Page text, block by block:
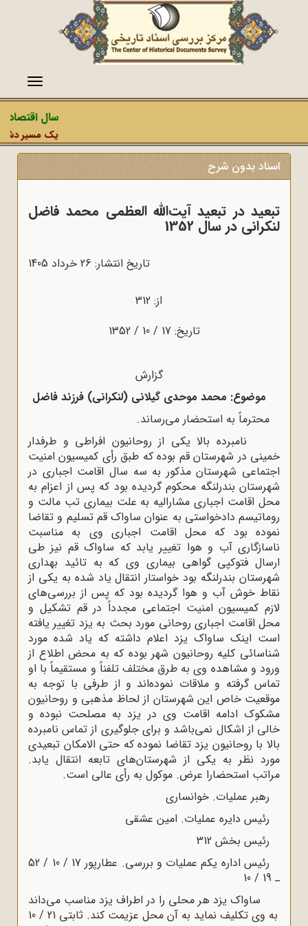
منو
سال اقتصاد
یک مسیر
اسناد بدون شرح
تبعید در تبعید آیت‎‌الله العظمی محمد فاضل
لنکرانی در سال 1352
تاریخ انتشار: 26 خرداد 1405
از: 312
تاریخ: 17 / 10 / 1352
گزارش
موضوع: محمد موحدی گیلانی (لنکرانی) فرزند فاضل
محترماً به استحضار می‌رساند.
نامبرده بالا یکی از روحانیون افراطی و طرفدار
خمینی در شهرستان قم بوده که طبق رأی کمیسیون امنیت
اجتماعی شهرستان مذکور به سه سال اقامت اجباری در
شهرستان بندرلنگه محکوم گردیده بود که پس از اعزام به
محل اقامت اجباری مشارالیه به علت بیماری تب مالت و
روماتیسم دادخواستی به عنوان ساواک قم تسلیم و تقاضا
نموده بود که محل اقامت اجباری وی به مناسبت
ناسازگاری آب و هوا تغییر یابد که ساواک قم نیز طی
ارسال فتوکپی گواهی بیماری وی که به تائید بهداری
شهرستان بندرلنگه بود خواستار انتقال یاد شده به یکی از
نقاط خوش آب و هوا گردیده بود که پس از بررسی‌های
لازم کمیسیون امنیت اجتماعی مجدداً در قم تشکیل و
محل اقامت اجباری روحانی مورد بحث به یزد تغییر یافته
است اینک ساواک یزد اعلام داشته که یاد شده مورد
شناسائی کلیه روحانیون شهر بوده که به محض اطلاع از
ورود و مشاهده وی به طرق مختلف تلفناً و مستقیماً با او
تماس گرفته و ملاقات نموده‌اند و از طرفی با توجه به
موقعیت خاص این شهرستان از لحاظ مذهبی و روحانیون
مشکوک ادامه اقامت وی در یزد به مصلحت نبوده و
خالی از اشکال نمی‌باشد و برای جلوگیری از تماس نامبرده
بالا با روحانیون یزد تقاضا نموده که حتی الامکان تبعیدی
مورد نظر به یکی از شهرستان‌های تابعه انتقال یابد.
مراتب استحضارا عرض. موکول به رأی عالی است.
رهبر عملیات. خوانساری
رئیس دایره عملیات. امین عشقی
رئیس بخش 312
رئیس اداره یکم عملیات و بررسی. عطارپور 17 / 10 / 52
ـ 19 / 10
ساواک یزد هر محلی را در اطراف یزد مناسب می‌داند
به‌ وی تکلیف نماید به آن محل عزیمت کند. ثابتی 21 / 10